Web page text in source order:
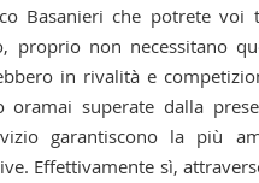
Basanieri che potrete voi
proprio non necessitano
in rivalità e
superate dalla
garantiscono la più
Effettivamente sì,